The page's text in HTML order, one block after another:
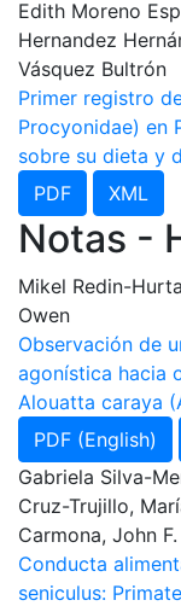
Edith Moreno
Hernandez
Vásquez Bultrón
Primer registro
Procyonidae) en
sobre su dieta y
PDF
XML
Notas -
Mikel Redin-
Owen
Observación de
agonística hacia
Alouatta caraya
PDF (English)
Gabriela Silva-
Cruz-Trujillo,
Carmona, John
Conducta
seniculus: